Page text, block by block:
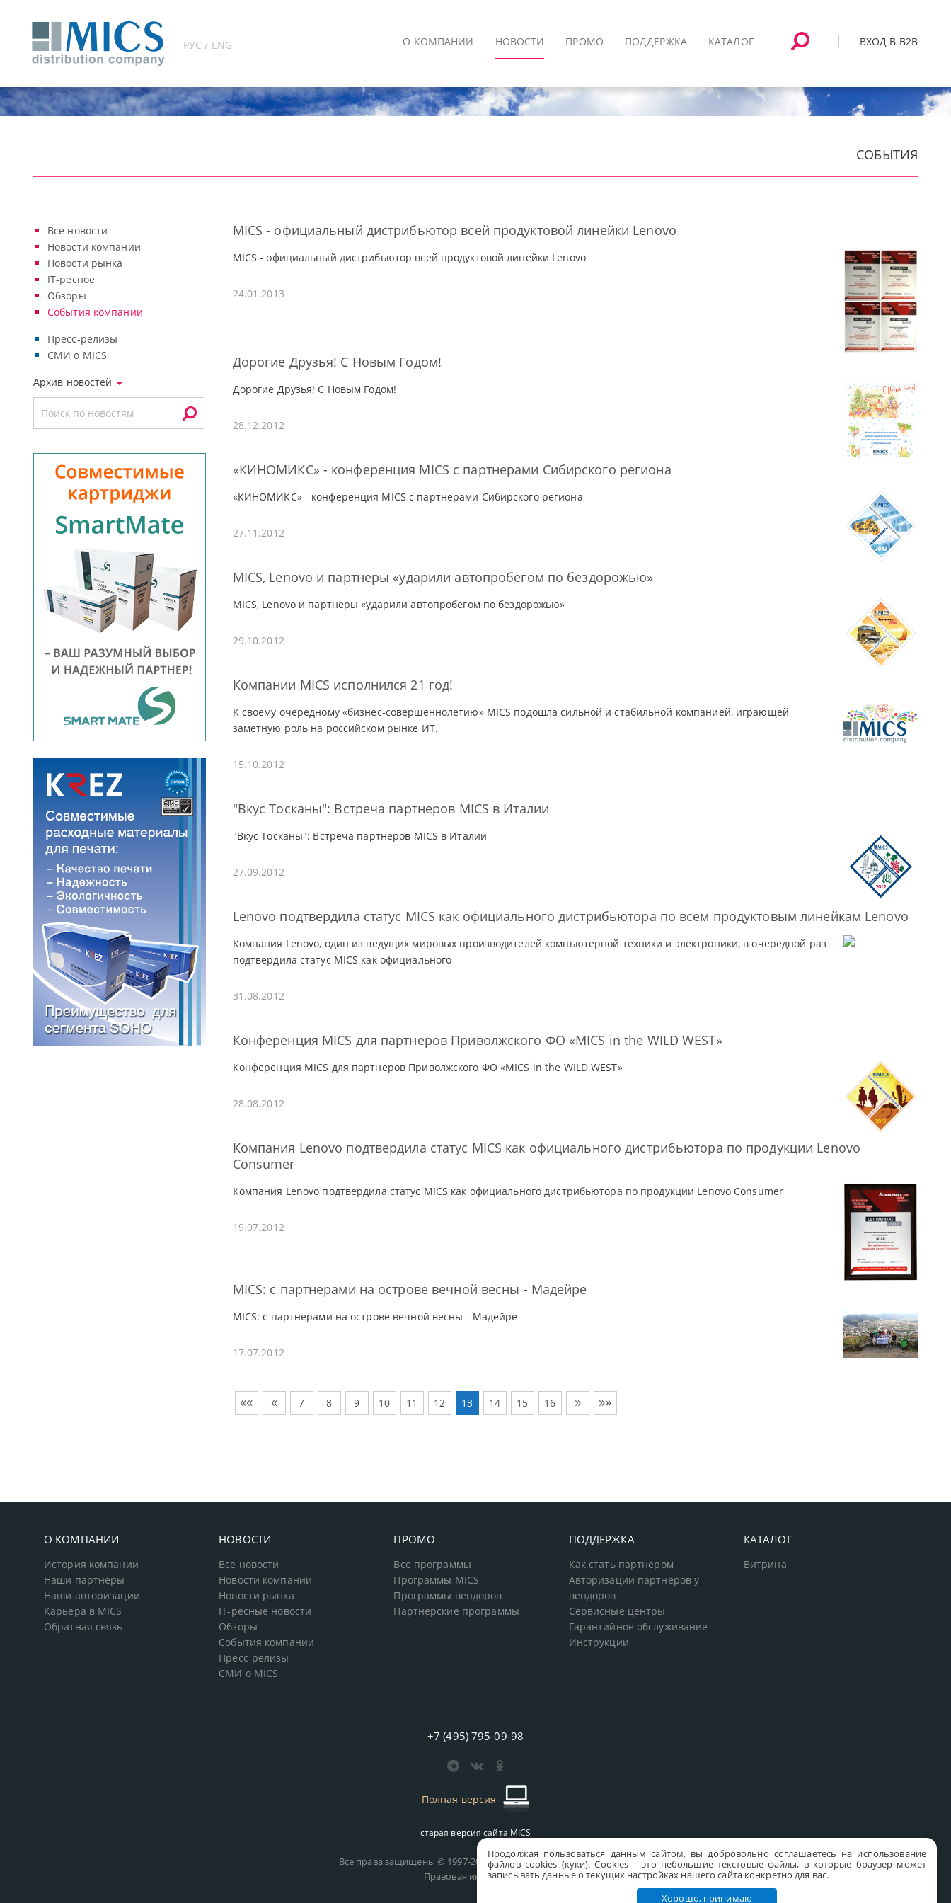
Продолжая пользоваться данным сайтом, вы добровольно соглашаетесь на использование
файлов cookies (куки). Сookies – это небольшие текстовые файлы, в которые браузер может
записывать данные о текущих настройках нашего сайта конкретно для вас.
Хорошо, принимаю
РУС / ENG ВХОД В B2B
О КОМПАНИИ НОВОСТИ ПРОМО ПОДДЕРЖКА КАТАЛОГ
СОБЫТИЯ
Все новости
Новости компании
Новости рынка
IT-ресное
Обзоры
События компании
Пресс-релизы
СМИ о MICS
Архив новостей
MICS - официальный дистрибьютор всей продуктовой линейки Lenovo
MICS - официальный дистрибьютор всей продуктовой линейки Lenovo
24.01.2013
Дорогие Друзья! С Новым Годом!
Дорогие Друзья! С Новым Годом!
28.12.2012
«КИНОМИКС» - конференция MICS с партнерами Сибирского региона
«КИНОМИКС» - конференция MICS с партнерами Сибирского региона
27.11.2012
MICS, Lenovo и партнеры «ударили автопробегом по бездорожью»
MICS, Lenovo и партнеры «ударили автопробегом по бездорожью»
29.10.2012
Компании MICS исполнился 21 год!
К своему очередному «бизнес-совершеннолетию» MICS подошла сильной и стабильной компанией, играющей
заметную роль на российском рынке ИТ.
15.10.2012
"Вкус Тосканы": Встреча партнеров MICS в Италии
"Вкус Тосканы": Встреча партнеров MICS в Италии
27.09.2012
Lenovo подтвердила статус MICS как официального дистрибьютора по всем продуктовым линейкам Lenovo
Компания Lenovo, один из ведущих мировых производителей компьютерной техники и электроники, в очередной раз
подтвердила статус MICS как официального
31.08.2012
Конференция MICS для партнеров Приволжского ФО «MICS in the WILD WEST»
Конференция MICS для партнеров Приволжского ФО «MICS in the WILD WEST»
28.08.2012
Компания Lenovo подтвердила статус MICS как официального дистрибьютора по продукции Lenovo
Consumer
Компания Lenovo подтвердила статус MICS как официального дистрибьютора по продукции Lenovo Consumer
19.07.2012
MICS: с партнерами на острове вечной весны - Мадейре
MICS: с партнерами на острове вечной весны - Мадейре
17.07.2012
«« « 7 8 9 10 11 12 13 14 15 16 » »»
О КОМПАНИИ
История компании
Наши партнеры
Наши авторизации
Карьера в MICS
Обратная связь
НОВОСТИ
Все новости
Новости компании
Новости рынка
IT-ресные новости
Обзоры
События компании
Пресс-релизы
СМИ о MICS
ПРОМО
Все программы
Программы MICS
Программы вендоров
Партнерские программы
ПОДДЕРЖКА
Как стать партнером
Авторизации партнеров у
вендоров
Сервисные центры
Гарантийное обслуживание
Инструкции
КАТАЛОГ
Витрина
+7 (495) 795-09-98
Полная версия
старая версия сайта MICS
Все права защищены © 1997-2026 MICS Distribution Company
Правовая информация